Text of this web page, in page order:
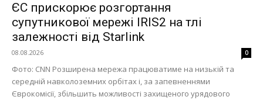
ЄС прискорює розгортання
супутникової мережі IRIS2 на тлі
залежності від Starlink
08.08.2026 0
Фото: СNN Розширена мережа працюватиме на низькій та
середній навколоземних орбітах і, за запевненнями
Єврокомісії, збільшить можливості захищеного урядового